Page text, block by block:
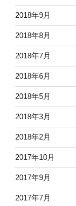
2018年9月
2018年8月
2018年7月
2018年6月
2018年5月
2018年3月
2018年2月
2017年10月
2017年9月
2017年7月